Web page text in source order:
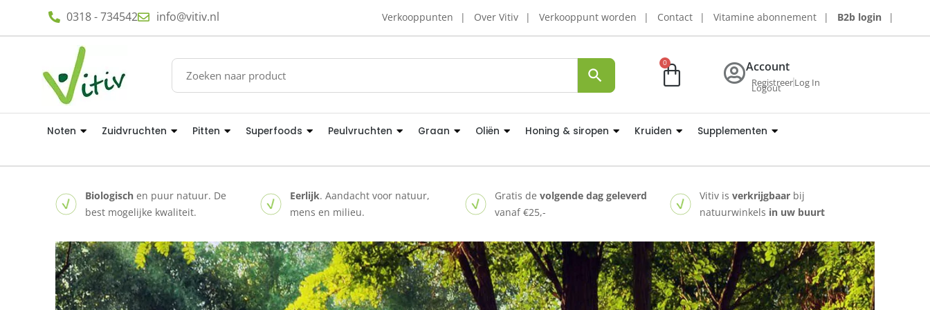
0318 - 734542 info@vitiv.nl Verkooppunten Over Vitiv Verkooppunt worden Contact Vitamine abonnement B2b login
0 Account
RegistreerLog In
Logout
Noten Zuidvruchten Pitten Superfoods Peulvruchten Graan Oliën Honing & siropen Kruiden Supplementen
Biologisch en puur natuur. De
best mogelijke kwaliteit.
Eerlijk. Aandacht voor natuur,
mens en milieu.
Gratis devolgende dag geleverd
vanaf €25,-
Vitiv isverkrijgbaar bij
natuurwinkels in uw buurt